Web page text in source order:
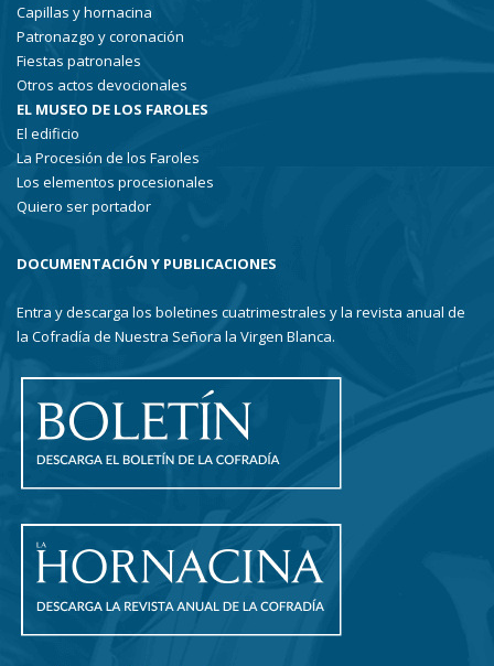
Capillas y hornacina
Patronazgo y coronación
Fiestas patronales
Otros actos devocionales
EL MUSEO DE LOS FAROLES
El edificio
La Procesión de los Faroles
Los elementos procesionales
Quiero ser portador
DOCUMENTACIÓN Y PUBLICACIONES
Entra y descarga los boletines cuatrimestrales y la revista anual de
la Cofradía de Nuestra Señora la Virgen Blanca.